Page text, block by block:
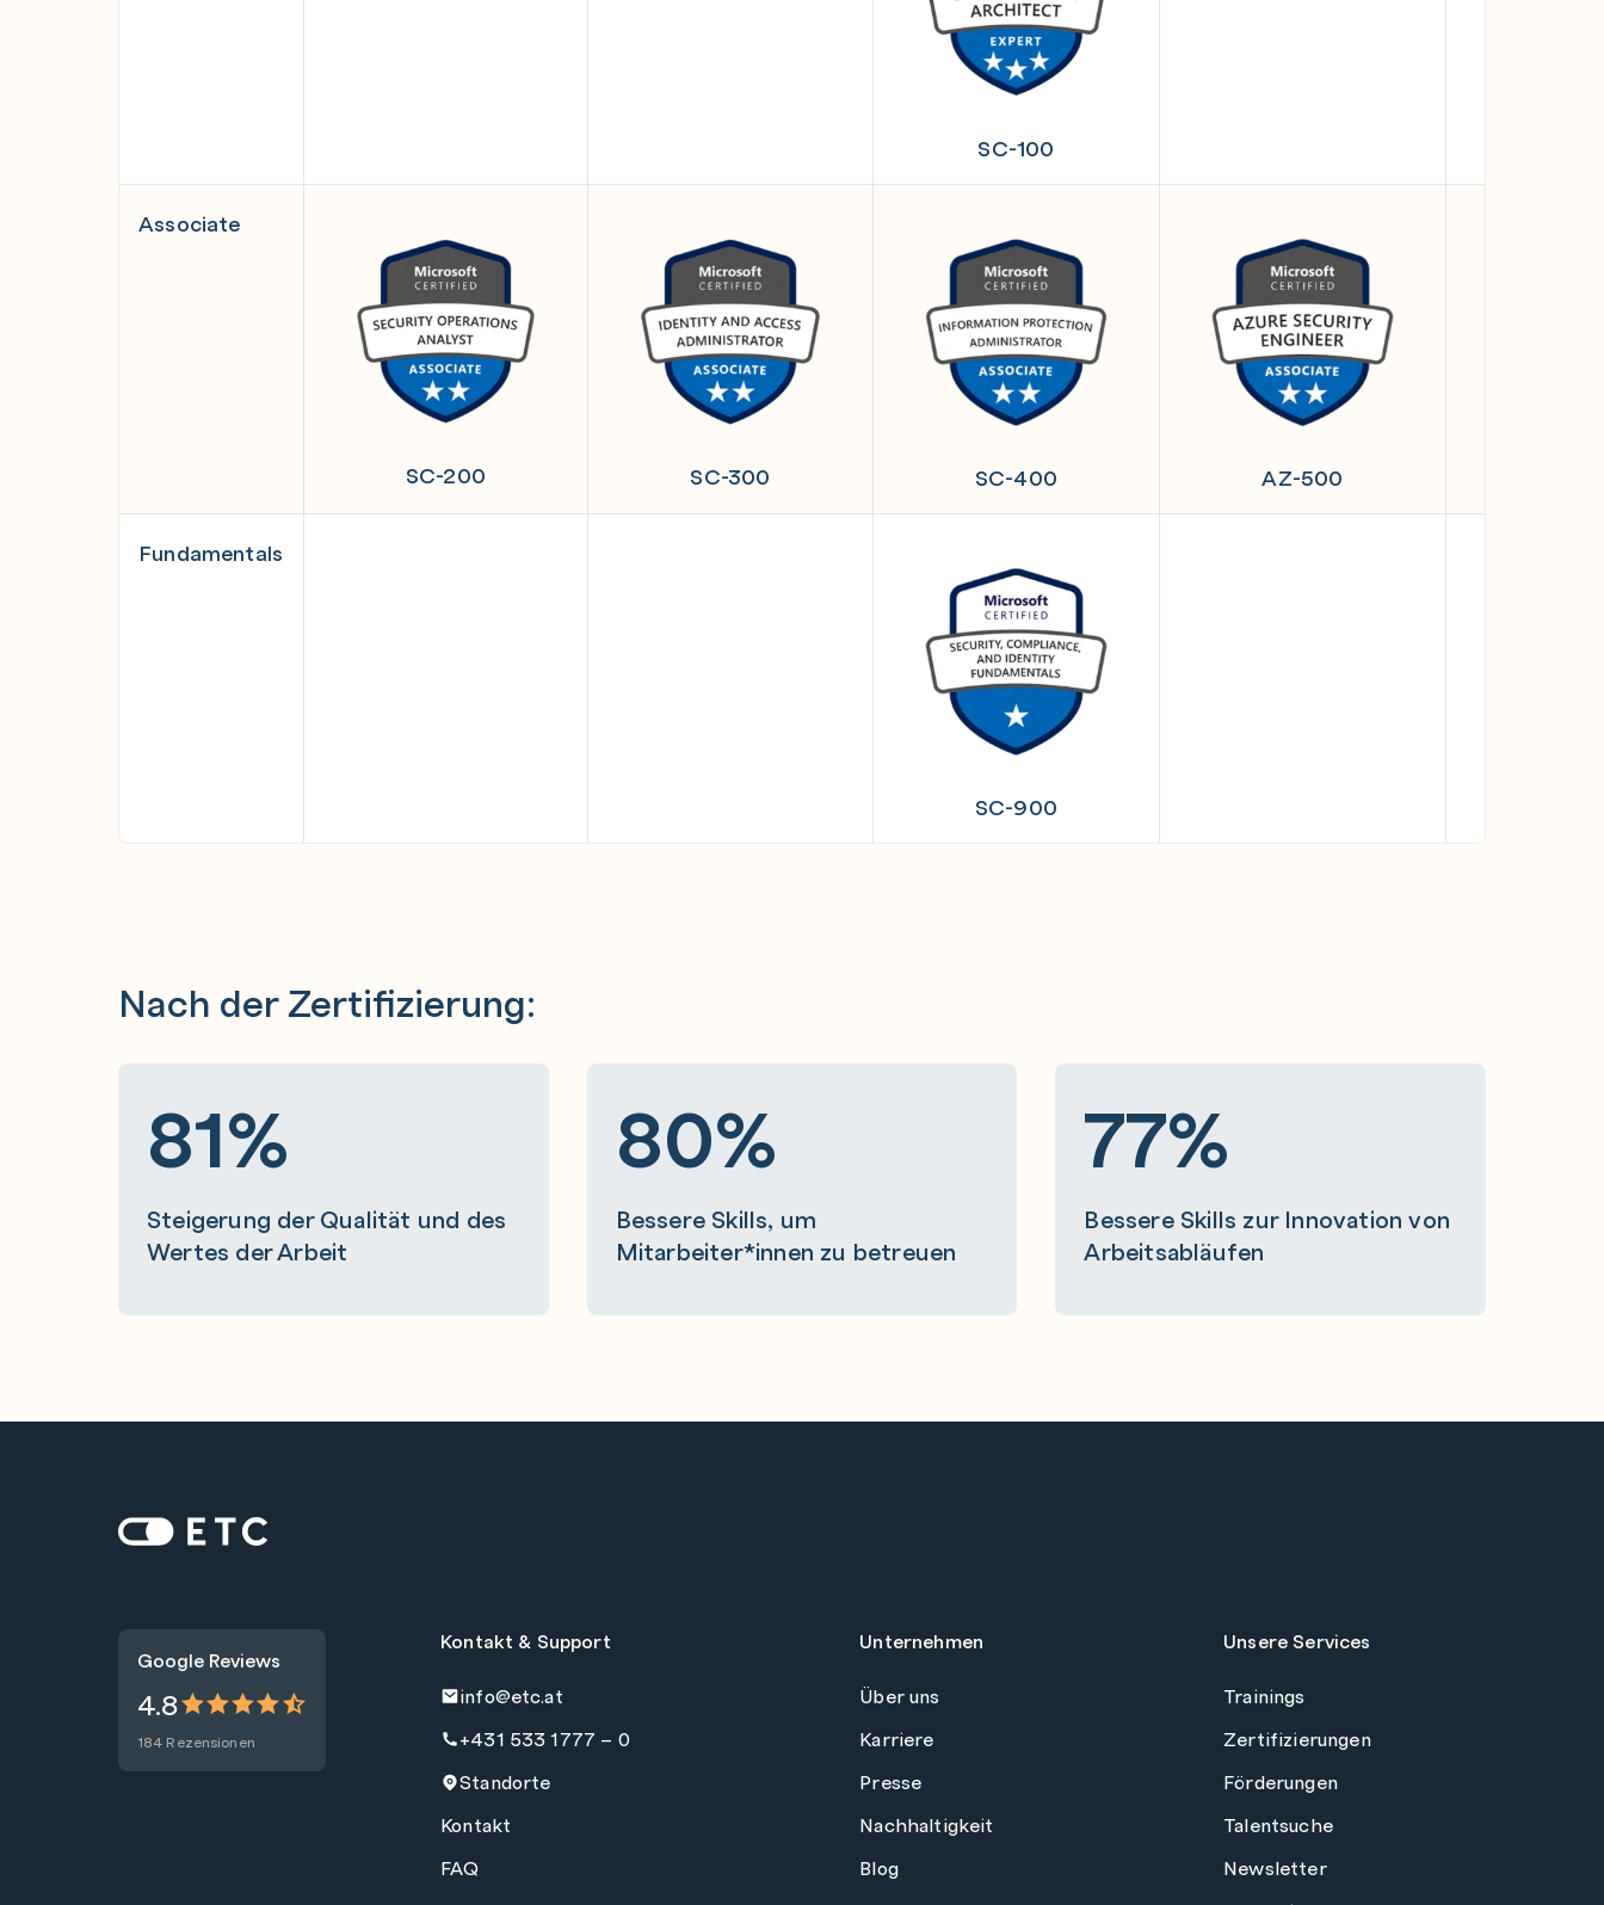
SC-100
Associate
SC-200 SC-300 SC-400 AZ-500
Fundamentals
SC-900
Nach der Zertifizierung:
81%
Steigerung der Qualität und des
Wertes der Arbeit
80%
Bessere Skills, um
Mitarbeiter*innen zu betreuen
77%
Bessere Skills zur Innovation von
Arbeitsabläufen
Zur Startseite: ETC
Google Reviews
4.8
184 Rezensionen
Kontakt & Support
info@etc.at
+431 533 1777 – 0
Standorte
Kontakt
FAQ
Unternehmen
Über uns
Karriere
Presse
Nachhaltigkeit
Blog
Unsere Services
Trainings
Zertifizierungen
Förderungen
Talentsuche
Newsletter